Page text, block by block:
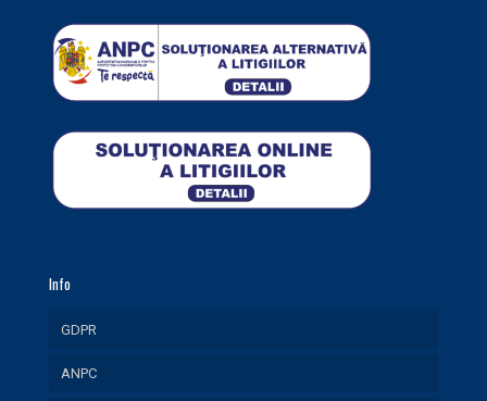
Info
GDPR
ANPC